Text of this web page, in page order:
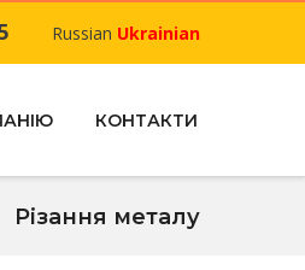
Russian Ukrainian
КОНТАКТИ
Різання металу